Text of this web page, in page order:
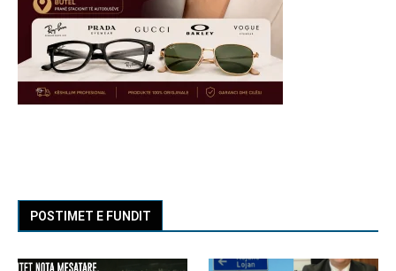
POSTIMET E FUNDIT